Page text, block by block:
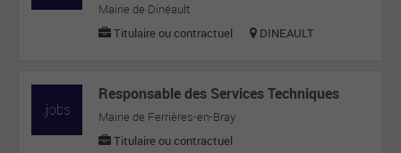
Mairie de Dinéault
Titulaire ou contractuel
DINEAULT
Responsable des Services Techniques
Mairie de Ferrières-en-Bray
Titulaire ou contractuel